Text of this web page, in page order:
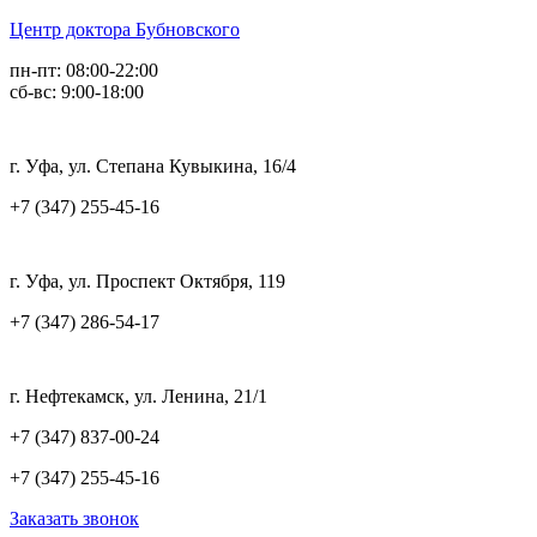
Центр доктора Бубновского
пн-пт: 08:00-22:00
сб-вс: 9:00-18:00
г. Уфа, ул. Степана Кувыкина, 16/4
+7 (347) 255-45-16
г. Уфа, ул. Проспект Октября, 119
+7 (347) 286-54-17
г. Нефтекамск, ул. Ленина, 21/1
+7 (347) 837-00-24
+7 (347) 255-45-16
Заказать звонок